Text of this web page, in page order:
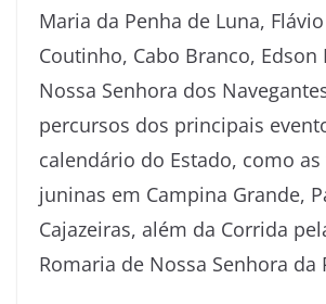
Maria da Penha de Luna,
Coutinho, Cabo Branco, Edson
Nossa Senhora dos
percursos dos principais
calendário do Estado, como as
juninas em Campina Grande,
Cajazeiras, além da Corrida
Romaria de Nossa Senhora da